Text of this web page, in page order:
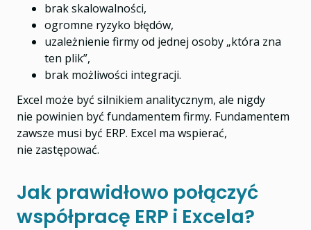
brak skalowalności,
ogromne ryzyko błędów,
uzależnienie firmy od jednej osoby „która zna
ten plik”,
brak możliwości integracji.
Excel może być silnikiem analitycznym, ale nigdy
nie powinien być fundamentem firmy. Fundamentem
zawsze musi być ERP. Excel ma wspierać,
nie zastępować.
Jak prawidłowo połączyć
współpracę ERP i Excela?